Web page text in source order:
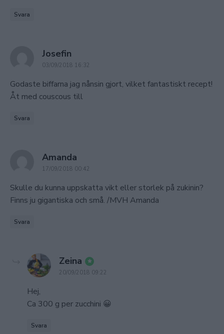
Svara
Josefin
03/09/2018 16:32
Godaste biffarna jag nånsin gjort, vilket fantastiskt recept!
Åt med couscous till
Svara
Amanda
17/09/2018 00:42
Skulle du kunna uppskatta vikt eller storlek på zukinin?
Finns ju gigantiska och små. /MVH Amanda
Svara
Zeina says:
20/09/2018 09:22
Hej,
Ca 300 g per zucchini 😀
Svara